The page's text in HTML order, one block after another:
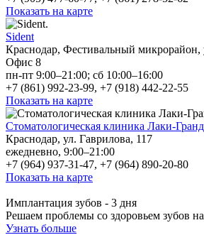
Показать на карте
Sident
Краснодар, Фестивальный микрорайон,
Офис 8
пн-пт 9:00–21:00; сб 10:00–16:00
+7 (861) 992-23-99, +7 (918) 442-22-55
Показать на карте
Стоматологическая клиника Лаки-Гранд
Краснодар, ул. Гаврилова, 117
ежедневно, 9:00–21:00
+7 (964) 937-31-47, +7 (964) 890-20-80
Показать на карте
Имплантация зубов - 3 дня
Решаем проблемы со здоровьем зубов
Узнать больше